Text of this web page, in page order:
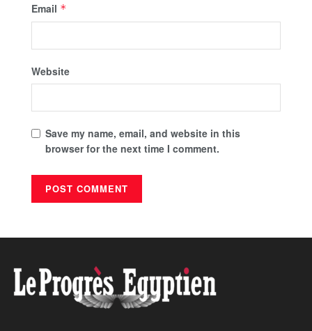
Email *
Website
Save my name, email, and website in this
browser for the next time I comment.